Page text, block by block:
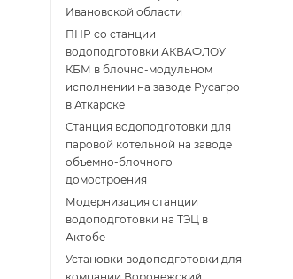
Ивановской области
ПНР со станции
водоподготовки АКВАФЛОУ
КБМ в блочно-модульном
исполнении на заводе Русагро
в Аткарске
Станция водоподготовки для
паровой котельной на заводе
объемно-блочного
домостроения
Модернизация станции
водоподготовки на ТЭЦ в
Актобе
Установки водоподготовки для